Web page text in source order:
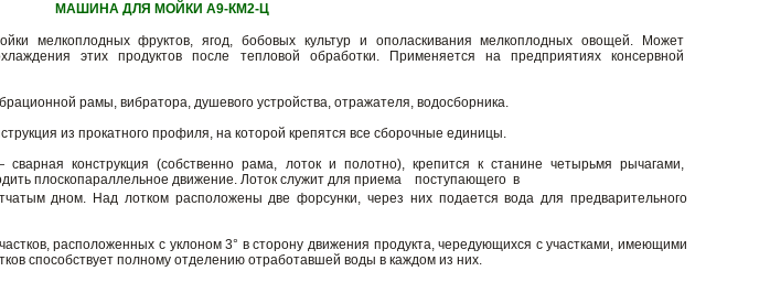
МАШИНА ДЛЯ МОЙКИ А9-КМ2-Ц
мелкоплодных фруктов, ягод, бобовых культур и ополаскивания мелкоплодных овощей. Может
этих продуктов после тепловой обработки. Применяется на предприятиях консервной
рамы, вибратора, душевого устройства, отражателя, водосборника.
из прокатного профиля, на которой крепятся все сборочные единицы.
конструкция (собственно рама, лоток и полотно), крепится к станине четырьмя рычагами,
плоскопараллельное движение. Лоток служит для приема поступающего в
дном. Над лотком расположены две форсунки, через них подается вода для предварительного
расположенных с уклоном 3° в сторону движения продукта, чередующихся с участками, имеющими
способствует полному отделению отработавшей воды в каждом из них.